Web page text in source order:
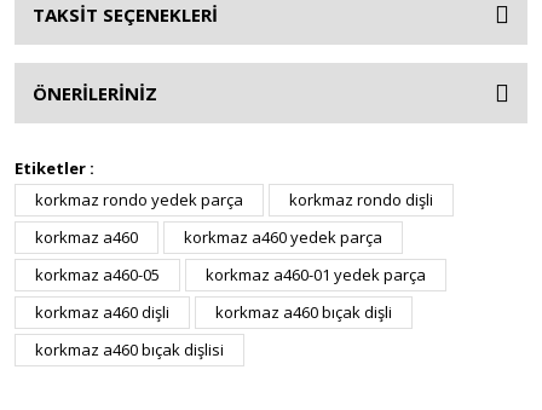
TAKSİT SEÇENEKLERİ
ÖNERİLERİNİZ
Etiketler :
korkmaz rondo yedek parça
korkmaz rondo dişli
korkmaz a460
korkmaz a460 yedek parça
korkmaz a460-05
korkmaz a460-01 yedek parça
korkmaz a460 dişli
korkmaz a460 bıçak dişli
korkmaz a460 bıçak dişlisi